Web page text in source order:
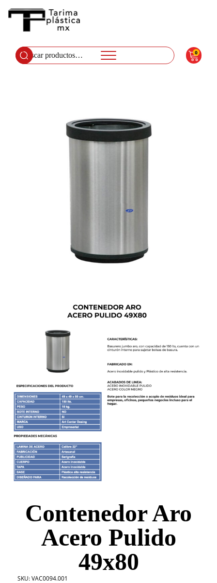
Buscar
por:
0
Contenedor Aro
Acero Pulido
49x80
SKU:VAC0094.001